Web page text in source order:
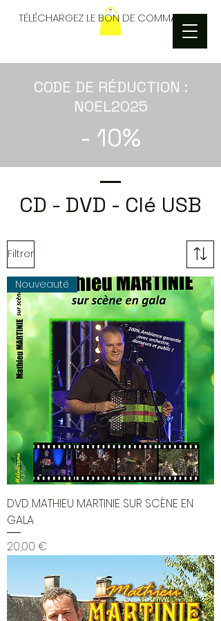
TÉLÉCHARGEZ LE BON DE COMMANDES
CODE DE RÉDUCTION :
NOEL2025
- 10%
CD - DVD - Clé USB
Filtrer
Nouveauté
DVD MATHIEU MARTINIE SUR SCÈNE EN
GALA
Prix
20,00 €